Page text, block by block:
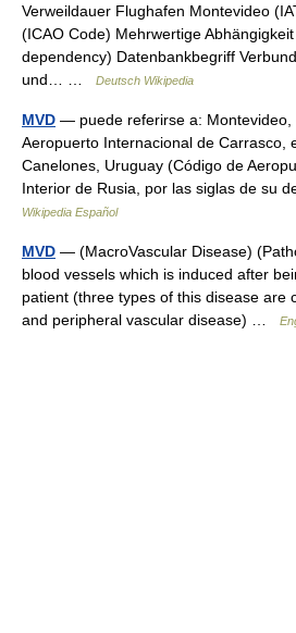
Verweildauer Flughafen Montevideo
(ICAO Code) Mehrwertige
dependency) Datenbankbegriff
und… …
Deutsch Wikipedia
MVD — puede referirse a: Montevideo,
Aeropuerto Internacional de Carrasco,
Canelones, Uruguay (Código de
Interior de Rusia, por las siglas de su
Wikipedia Español
MVD — (MacroVascular Disease)
blood vessels which is induced after
patient (three types of this disease are
and peripheral vascular disease) …